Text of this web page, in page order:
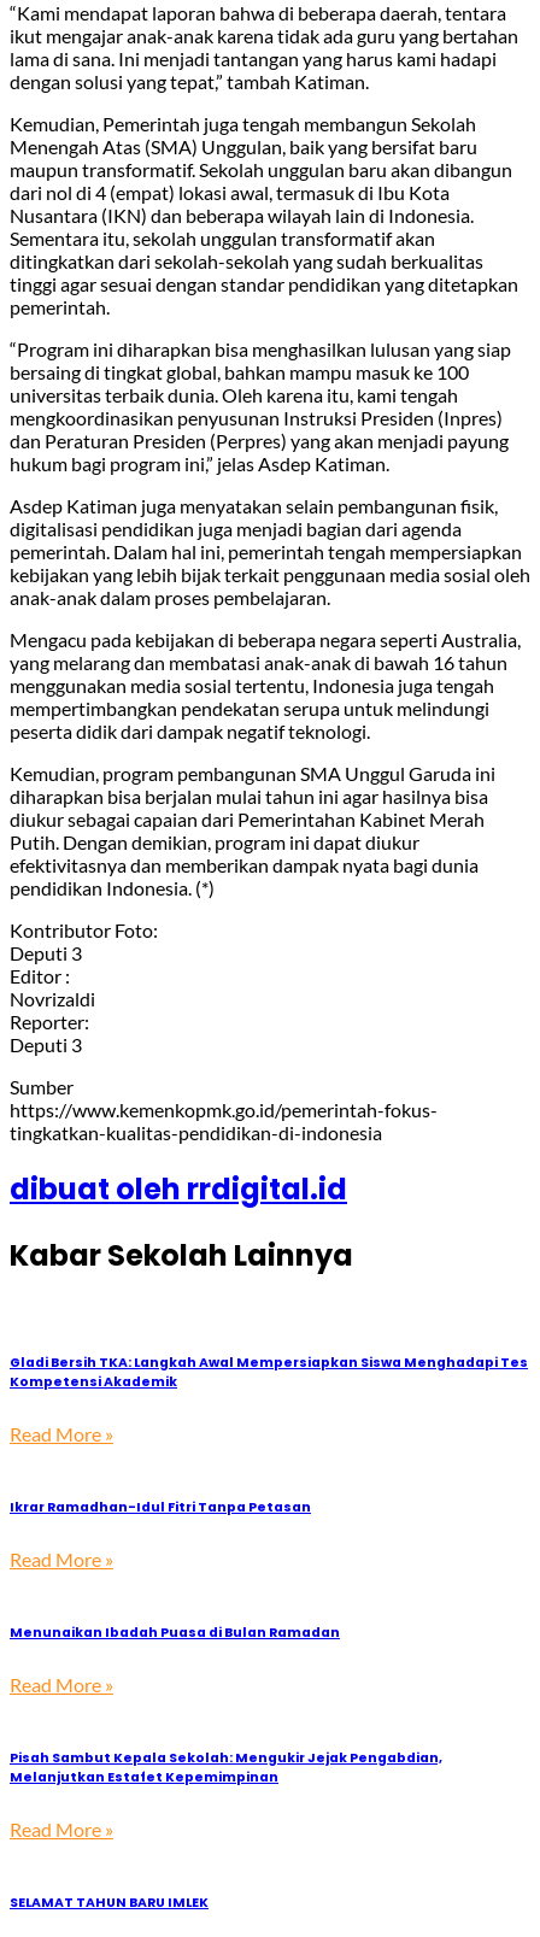
“Kami mendapat laporan bahwa di beberapa daerah, tentara
ikut mengajar anak-anak karena tidak ada guru yang bertahan
lama di sana. Ini menjadi tantangan yang harus kami hadapi
dengan solusi yang tepat,” tambah Katiman.
Kemudian, Pemerintah juga tengah membangun Sekolah
Menengah Atas (SMA) Unggulan, baik yang bersifat baru
maupun transformatif. Sekolah unggulan baru akan dibangun
dari nol di 4 (empat) lokasi awal, termasuk di Ibu Kota
Nusantara (IKN) dan beberapa wilayah lain di Indonesia.
Sementara itu, sekolah unggulan transformatif akan
ditingkatkan dari sekolah-sekolah yang sudah berkualitas
tinggi agar sesuai dengan standar pendidikan yang ditetapkan
pemerintah.
“Program ini diharapkan bisa menghasilkan lulusan yang siap
bersaing di tingkat global, bahkan mampu masuk ke 100
universitas terbaik dunia. Oleh karena itu, kami tengah
mengkoordinasikan penyusunan Instruksi Presiden (Inpres)
dan Peraturan Presiden (Perpres) yang akan menjadi payung
hukum bagi program ini,” jelas Asdep Katiman.
Asdep Katiman juga menyatakan selain pembangunan fisik,
digitalisasi pendidikan juga menjadi bagian dari agenda
pemerintah. Dalam hal ini, pemerintah tengah mempersiapkan
kebijakan yang lebih bijak terkait penggunaan media sosial oleh
anak-anak dalam proses pembelajaran.
Mengacu pada kebijakan di beberapa negara seperti Australia,
yang melarang dan membatasi anak-anak di bawah 16 tahun
menggunakan media sosial tertentu, Indonesia juga tengah
mempertimbangkan pendekatan serupa untuk melindungi
peserta didik dari dampak negatif teknologi.
Kemudian, program pembangunan SMA Unggul Garuda ini
diharapkan bisa berjalan mulai tahun ini agar hasilnya bisa
diukur sebagai capaian dari Pemerintahan Kabinet Merah
Putih. Dengan demikian, program ini dapat diukur
efektivitasnya dan memberikan dampak nyata bagi dunia
pendidikan Indonesia. (*)
Kontributor Foto:
Deputi 3
Editor :
Novrizaldi
Reporter:
Deputi 3
Sumber
https://www.kemenkopmk.go.id/pemerintah-fokus-
tingkatkan-kualitas-pendidikan-di-indonesia
dibuat oleh rrdigital.id
Kabar Sekolah Lainnya
Gladi Bersih TKA: Langkah Awal Mempersiapkan Siswa Menghadapi Tes
Kompetensi Akademik
Read More »
Ikrar Ramadhan-Idul Fitri Tanpa Petasan
Read More »
Menunaikan Ibadah Puasa di Bulan Ramadan
Read More »
Pisah Sambut Kepala Sekolah: Mengukir Jejak Pengabdian,
Melanjutkan Estafet Kepemimpinan
Read More »
SELAMAT TAHUN BARU IMLEK